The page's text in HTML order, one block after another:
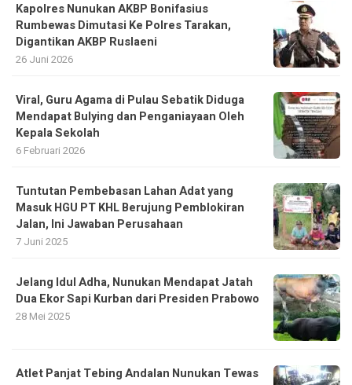
Kapolres Nunukan AKBP Bonifasius
Rumbewas Dimutasi Ke Polres Tarakan,
Digantikan AKBP Ruslaeni
26 Juni 2026
Viral, Guru Agama di Pulau Sebatik Diduga
Mendapat Bulying dan Penganiayaan Oleh
Kepala Sekolah
6 Februari 2026
Tuntutan Pembebasan Lahan Adat yang
Masuk HGU PT KHL Berujung Pemblokiran
Jalan, Ini Jawaban Perusahaan
7 Juni 2025
Jelang Idul Adha, Nunukan Mendapat Jatah
Dua Ekor Sapi Kurban dari Presiden Prabowo
28 Mei 2025
Atlet Panjat Tebing Andalan Nunukan Tewas